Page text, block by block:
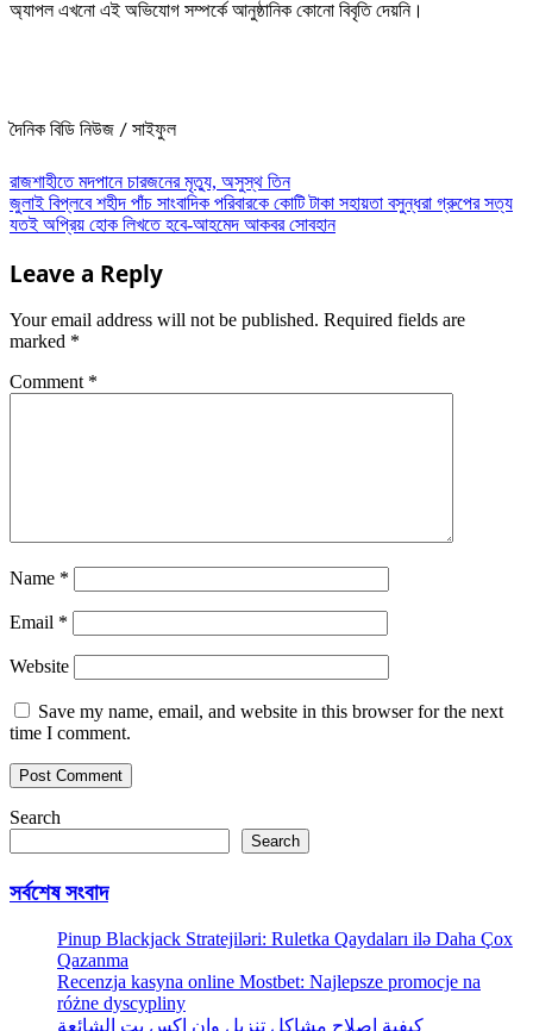
অ্যাপল এখনো এই অভিযোগ সম্পর্কে আনুষ্ঠানিক কোনো বিবৃতি দেয়নি।
দৈনিক বিডি নিউজ / সাইফুল
Post
navigation
রাজশাহীতে মদপানে চারজনের মৃত্যু, অসুস্থ তিন
জুলাই বিপ্লবে শহীদ পাঁচ সাংবাদিক পরিবারকে কোটি টাকা সহায়তা বসুন্ধরা গ্রুপের সত্য
যতই অপ্রিয় হোক লিখতে হবে-আহমেদ আকবর সোবহান
Leave a Reply
Your email address will not be published. Required fields are
marked *
Comment *
Name *
Email *
Website
Save my name, email, and website in this browser for the next
time I comment.
Search
Search
সর্বশেষ সংবাদ
Pinup Blackjack Stratejiləri: Ruletka Qaydaları ilə Daha Çox
Qazanma
Recenzja kasyna online Mostbet: Najlepsze promocje na
różne dyscypliny
كيفية إصلاح مشاكل تنزيل وان اكس بت الشائعة